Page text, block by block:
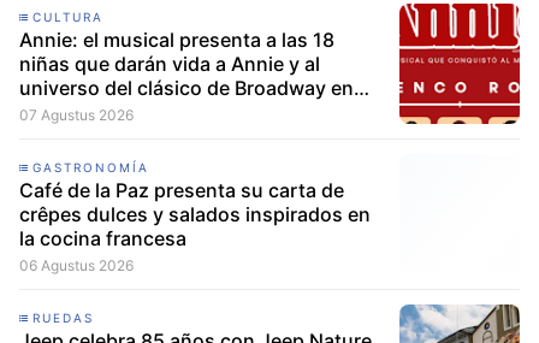
CULTURA
Annie: el musical presenta a las 18
niñas que darán vida a Annie y al
universo del clásico de Broadway en
Lima
07 Agustus 2026
GASTRONOMÍA
Café de la Paz presenta su carta de
crêpes dulces y salados inspirados en
la cocina francesa
06 Agustus 2026
RUEDAS